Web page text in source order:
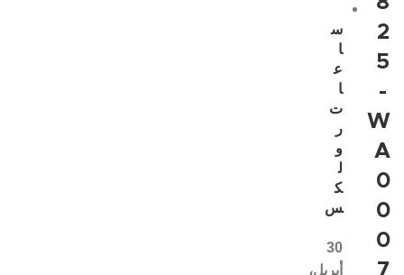
2
5
-
W
A
0
0
0
7
س
ا
ع
ا
ت
ر
و
ل
ك
س
30
أبريل،